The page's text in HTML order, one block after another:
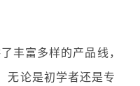
丰富多样的产品线，
无论是初学者还是专